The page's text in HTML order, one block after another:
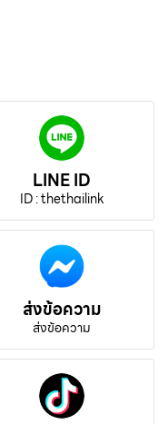
LINE ID
ID : thethailink
ส่งข้อความ
ส่งข้อความ